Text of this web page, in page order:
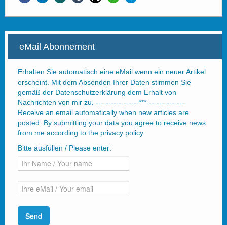
eMail Abonnement
Erhalten Sie automatisch eine eMail wenn ein neuer Artikel
erscheint. Mit dem Absenden Ihrer Daten stimmen Sie
gemäß der Datenschutzerklärung dem Erhalt von
Nachrichten von mir zu. -----------------***----------------
Receive an email automatically when new articles are
posted. By submitting your data you agree to receive news
from me according to the privacy policy.
Bitte ausfüllen / Please enter: